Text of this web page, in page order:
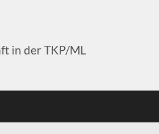
in der TKP/ML